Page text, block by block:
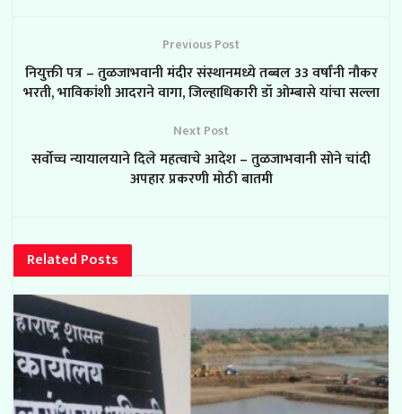
Previous Post
नियुक्ती पत्र – तुळजाभवानी मंदीर संस्थानमध्ये तब्बल 33 वर्षांनी नौकर
भरती, भाविकांशी आदराने वागा, जिल्हाधिकारी डॉ ओम्बासे यांचा सल्ला
Next Post
सर्वोच्च न्यायालयाने दिले महत्वाचे आदेश – तुळजाभवानी सोने चांदी
अपहार प्रकरणी मोठी बातमी
Related Posts